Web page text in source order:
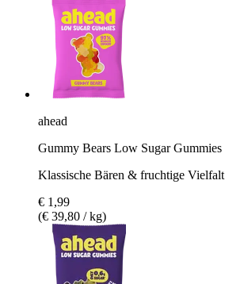
ahead
Gummy Bears Low Sugar Gummies
Klassische Bären & fruchtige Vielfalt
€ 1,99
(€ 39,80 / kg)